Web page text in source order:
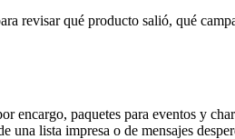
revisar qué producto salió, qué
encargo, paquetes para eventos y
una lista impresa o de mensajes